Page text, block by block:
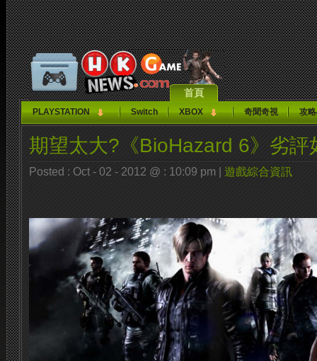
首頁
PLAYSTATION Switch XBOX 奇聞奇視 攻
期望太大?《BioHazard 6》劣評
Posted : Oct - 02 - 2012 @ : 10:09 pm | 遊戲綜合資訊